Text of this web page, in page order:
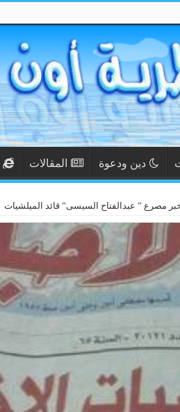
دين ودعوة المقالات
مصرع ” عبدالفتاح السيسى” قائد الميلشيات